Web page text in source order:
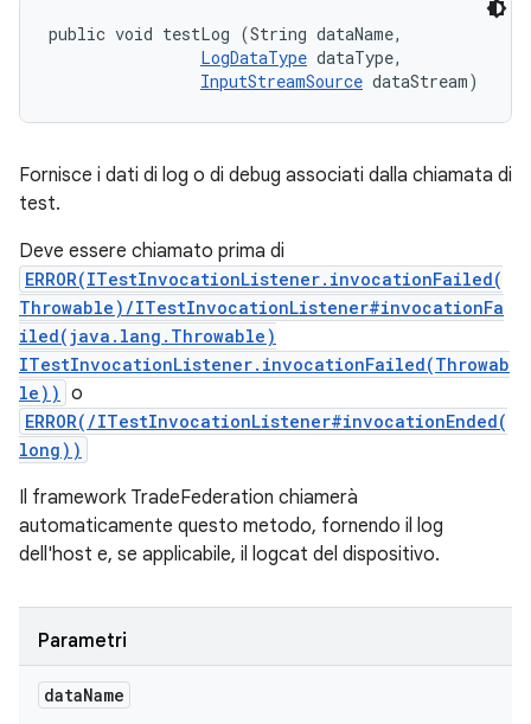
public void testLog (String dataName,
LogDataType dataType,
InputStreamSource dataStream)
Fornisce i dati di log o di debug associati dalla chiamata di
test.
Deve essere chiamato prima di
ERROR(ITestInvocationListener.invocationFailed(
Throwable)/ITestInvocationListener#invocationFa
iled(java.lang.Throwable)
ITestInvocationListener.invocationFailed(Throwab
le)) o
ERROR(/ITestInvocationListener#invocationEnded(
long))
Il framework TradeFederation chiamerà
automaticamente questo metodo, fornendo il log
dell'host e, se applicabile, il logcat del dispositivo.
Parametri
dataName